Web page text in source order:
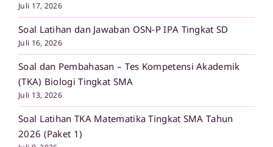
Juli 17, 2026
Soal Latihan dan Jawaban OSN-P IPA Tingkat SD
Juli 16, 2026
Soal dan Pembahasan – Tes Kompetensi Akademik
(TKA) Biologi Tingkat SMA
Juli 13, 2026
Soal Latihan TKA Matematika Tingkat SMA Tahun
2026 (Paket 1)